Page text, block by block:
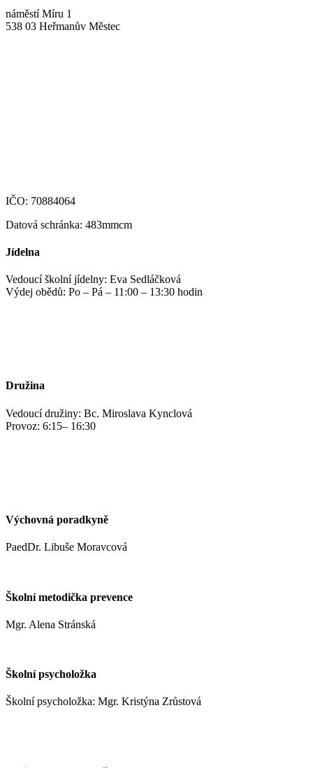
náměstí Míru 1
538 03 Heřmanův Městec
IČO: 70884064
Datová schránka: 483mmcm
Jídelna
Vedoucí školní jídelny: Eva Sedláčková
Výdej obědů: Po – Pá – 11:00 – 13:30 hodin
Družina
Vedoucí družiny: Bc. Miroslava Kynclová
Provoz: 6:15– 16:30
Výchovná poradkyně
PaedDr. Libuše Moravcová
Školní metodička prevence
Mgr. Alena Stránská
Školní psycholožka
Školní psycholožka: Mgr. Kristýna Zrůstová